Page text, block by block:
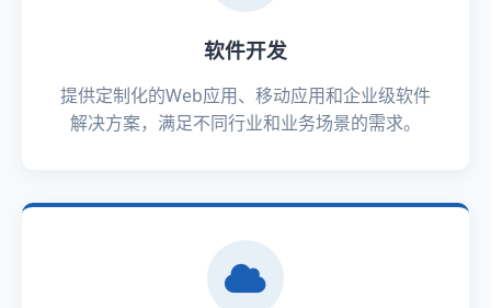
软件开发
提供定制化的Web应用、移动应用和企业级软件
解决方案，满足不同行业和业务场景的需求。